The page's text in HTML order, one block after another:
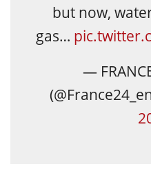
but now,
gas…
—